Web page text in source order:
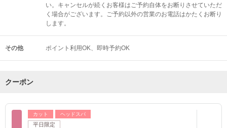
い。キャンセルが続くお客様はご予約自体をお断りさせていただ
く場合がございます。ご予約以外の営業のお電話はかたくお断り
します。
その他 ポイント利用OK 即時予約OK
クーポン
カット ヘッドスパ
平日限定